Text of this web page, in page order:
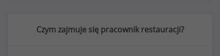
Czym zajmuje się pracownik restauracji?